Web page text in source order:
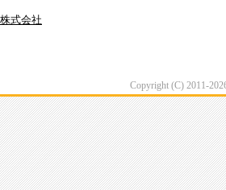
Copyright (C) 2011-